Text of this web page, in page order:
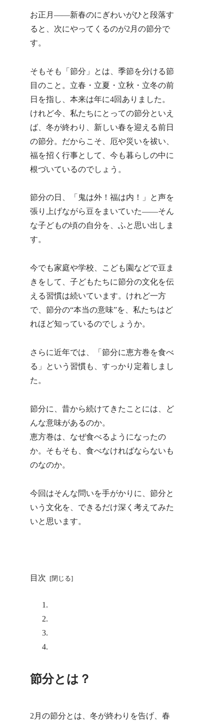
お正月――新春のにぎわいがひと段落す
ると、次にやってくるのが2月の節分で
す。
そもそも「節分」とは、季節を分ける節
目のこと。立春・立夏・立秋・立冬の前
日を指し、本来は年に4回ありました。
けれど今、私たちにとっての節分といえ
ば、冬が終わり、新しい春を迎える前日
の節分。だからこそ、厄や災いを祓い、
福を招く行事として、今も暮らしの中に
根づいているのでしょう。
節分の日、「鬼は外！福は内！」と声を
張り上げながら豆をまいていた——そん
な子どもの頃の自分を、ふと思い出しま
す。
今でも家庭や学校、こども園などで豆ま
きをして、子どもたちに節分の文化を伝
える習慣は続いています。けれど一方
で、節分の“本当の意味”を、私たちはど
れほど知っているのでしょうか。
さらに近年では、「節分に恵方巻を食べ
る」という習慣も、すっかり定着しまし
た。
節分に、昔から続けてきたことには、ど
んな意味があるのか。
恵方巻は、なぜ食べるようになったの
か。そもそも、食べなければならないも
のなのか。
今回はそんな問いを手がかりに、節分と
いう文化を、できるだけ深く考えてみた
いと思います。
目次
節分とは？
2月の節分とは、冬が終わりを告げ、春